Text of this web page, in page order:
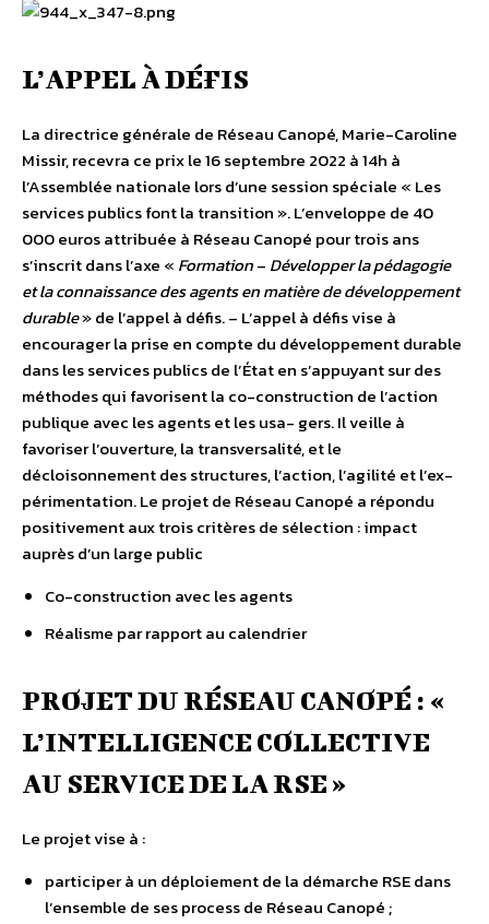
L’APPEL À DÉFIS
La directrice générale de Réseau Canopé, Marie-Caroline
Missir, recevra ce prix le 16 septembre 2022 à 14h à
l’Assemblée nationale lors d’une session spéciale « Les
services publics font la transition ». L’enveloppe de 40
000 euros attribuée à Réseau Canopé pour trois ans
s’inscrit dans l’axe « Formation– Développer la pédagogie
et la connaissance des agents en matière de développement
durable» de l’appel à défis. – L’appel à défis vise à
encourager la prise en compte du développement durable
dans les services publics de l’État en s’appuyant sur des
méthodes qui favorisent la co-construction de l’action
publique avec les agents et les usa- gers. Il veille à
favoriser l’ouverture, la transversalité, et le
décloisonnement des structures, l’action, l’agilité et l’ex-
périmentation. Le projet de Réseau Canopé a répondu
positivement aux trois critères de sélection : impact
auprès d’un large public
Co-construction avec les agents
Réalisme par rapport au calendrier
PROJET DU RÉSEAU CANOPÉ : «
L’INTELLIGENCE COLLECTIVE
AU SERVICE DE LA RSE »
Le projet vise à :
participer à un déploiement de la démarche RSE dans
l’ensemble de ses process de Réseau Canopé ;